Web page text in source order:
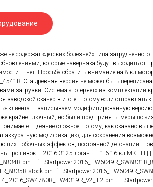
не содержат «детских болезней» типа затруднённого
которые наверняка будут выходить от
— нет. Просьба обратить внимание на 8 кл
Эта древняя версия не может быть
загрузки. Система «потеряет» из комплектации
заводской сканер в итоге. Потому если отправлять
клиента — записываем модифицированную
крайне глючный, но были предприняты меры по
— деяние сложное, потому, как сказано
аккуратную модификацию, для сохранения
побочных эффектов, постоянной детонации.
прошивок: —2016 3125 логан | |—1.6 16 кл МКПП |
| | `—Startpower
stock.bin | `—Startpower
2016_SW4780R_HW4319R_V2_ E2.bin | |—Startpower